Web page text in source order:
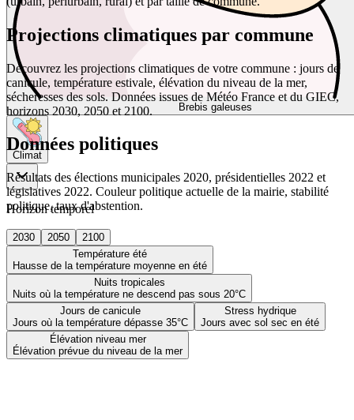
Brebis galeuses
Climat
Horizon temporel
2030 2050
2100
Température été
Hausse de la température moyenne en été
Nuits tropicales
Nuits où la température ne descend pas sous 20°C
Jours de canicule
Jours où la température dépasse 35°C
Stress hydrique
Jours avec sol sec en été
Élévation niveau mer
Élévation prévue du niveau de la mer
Projections climatiques par commune
Découvrez les projections climatiques de votre commune : jours de
canicule, température estivale, élévation du niveau de la mer,
sécheresses des sols. Données issues de Météo France et du GIEC,
horizons 2030, 2050 et 2100.
Données politiques
Résultats des élections municipales 2020, présidentielles 2022 et
législatives 2022. Couleur politique actuelle de la mairie, stabilité
politique, taux d'abstention.